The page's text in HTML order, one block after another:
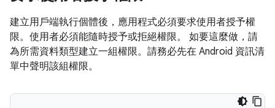
建立用戶端執行個體後，應用程式必須要求使用者授予權
限。使用者必須能隨時授予或拒絕權限。 如要這麼做，請
為所需資料類型建立一組權限。請務必先在 Android 資訊清
單中聲明該組權限。